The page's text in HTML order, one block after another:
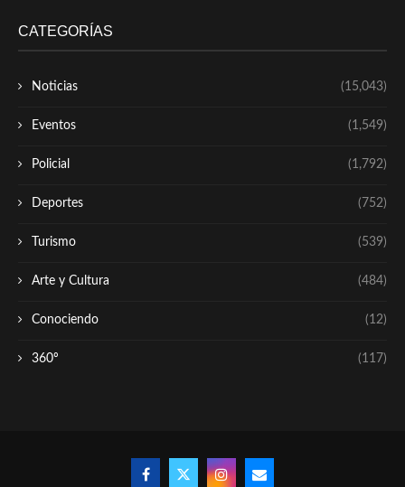
CATEGORÍAS
Noticias (15,043)
Eventos (1,549)
Policial (1,792)
Deportes (752)
Turismo (539)
Arte y Cultura (484)
Conociendo (12)
360º (117)